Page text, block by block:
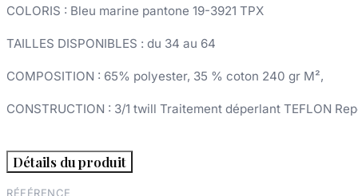
COLORIS : Bleu marine pantone 19-3921 TPX
TAILLES DISPONIBLES : du 34 au 64
COMPOSITION : 65% polyester, 35 % coton 240 gr M²,
CONSTRUCTION : 3/1 twill Traitement déperlant TEFLON
Détails du produit
RÉFÉRENCE